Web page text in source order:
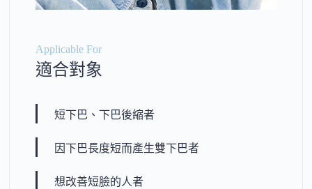
Applicable For
適合對象
短下巴、下巴後縮者
因下巴長度短而產生雙下巴者
想改善短臉的人者